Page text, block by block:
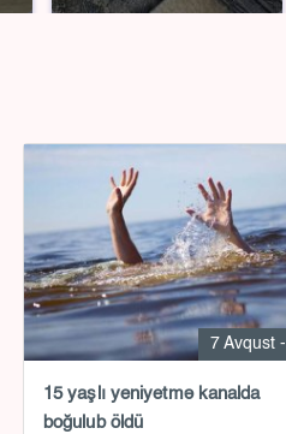
7 Avqust
15 yaşlı yeniyetmə kanalda
boğulub öldü